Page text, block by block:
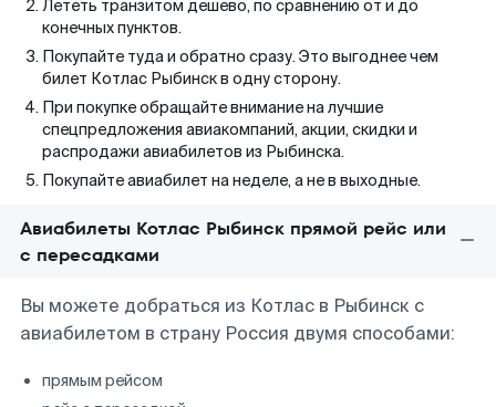
Лететь транзитом дешево, по сравнению от и до
конечных пунктов.
Покупайте туда и обратно сразу. Это выгоднее чем
билет Котлас Рыбинск в одну сторону.
При покупке обращайте внимание на лучшие
спецпредложения авиакомпаний, акции, скидки и
распродажи авиабилетов из Рыбинска.
Покупайте авиабилет на неделе, а не в выходные.
Авиабилеты Котлас Рыбинск прямой рейс или
с пересадками
Вы можете добраться из Котлас в Рыбинск с
авиабилетом в страну Россия двумя способами:
прямым рейсом